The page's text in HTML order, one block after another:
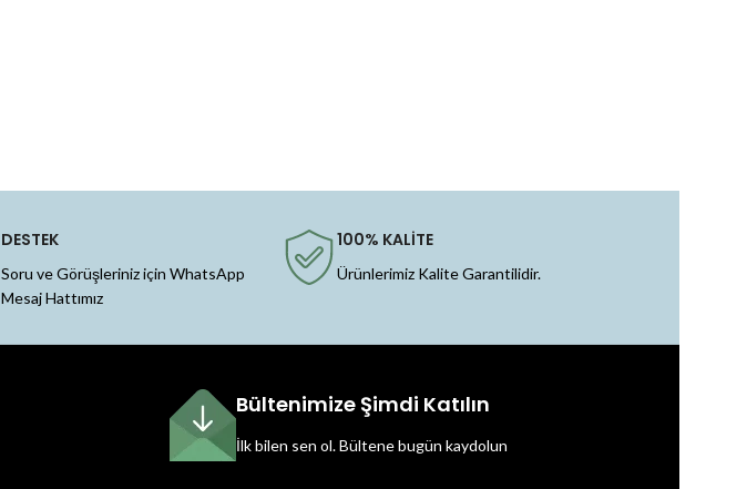
DESTEK
Soru ve Görüşleriniz için WhatsApp
Mesaj Hattımız
100% KALİTE
Ürünlerimiz Kalite Garantilidir.
Bültenimize Şimdi Katılın
İlk bilen sen ol.Bültene bugün kaydolun